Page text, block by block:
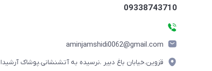
09338743710
aminjamshidi0062@gmail.com
قزوین.خیابان باغ دبیر .نرسیده به آتشنشانی.پوشاک آرشیدا